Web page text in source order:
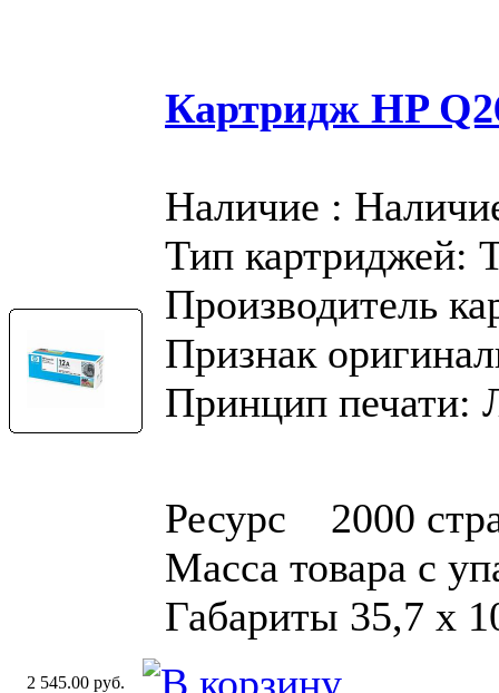
Картридж HP
Наличие :
Тип картриджей:
Производитель
Признак
Принцип печати:
Ресурс 2000
Масса товара с
Габариты 35,7 x
2 545.00 руб.